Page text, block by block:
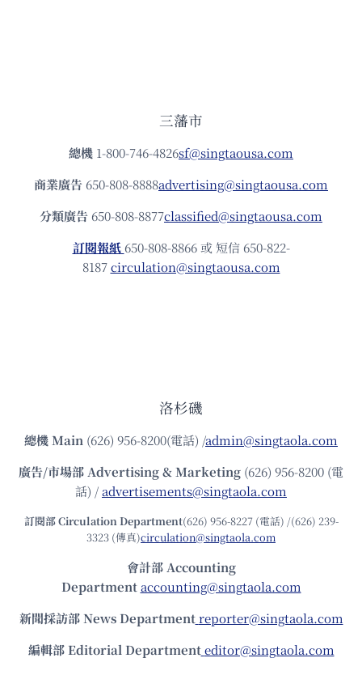
三藩市
總機 1-800-746-4826sf@singtaousa.com
商業廣告 650-808-8888advertising@singtaousa.com
分類廣告 650-808-8877classified@singtaousa.com
訂閱報紙 650-808-8866 或 短信 650-822-
8187circulation@singtaousa.com
洛杉磯
總機Main (626) 956-8200(電話) /admin@singtaola.com
廣告/市場部Advertising & Marketing (626) 956-8200 (電
話) /advertisements@singtaola.com
訂閱部 Circulation Department(626) 956-8227 (電話) /(626) 239-
3323 (傳真)circulation@singtaola.com
會計部 Accounting
Department accounting@singtaola.com
新聞採訪部 News Department reporter@singtaola.com
編輯部 Editorial Department editor@singtaola.com